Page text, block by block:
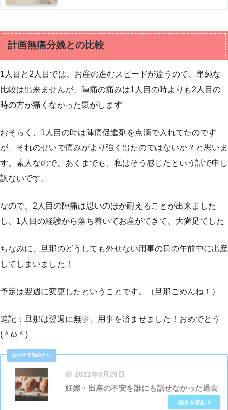
計画無痛分娩との比較
1人目と2人目では、お産の進むスピードが違うので、単純な
比較は出来ませんが、陣痛の痛みは1人目の時よりも2人目の
時の方が痛くなかった気がします
おそらく、1人目の時は陣痛促進剤を点滴で入れてたのです
が、それのせいで痛みがより強く出たのではないか？と思いま
す。素人なので、あくまでも、私はそう感じたという話で申し
訳ないです。
なので、2人目の陣痛は思いのほか耐えることが出来ました
し、1人目の経験から落ち着いてお産ができて、大満足でした
ちなみに、旦那のどうしても外せない用事の日の午前中に出産
してしまいました！
予定は翌週に変更したということです。（旦那ごめんね！）
追記：旦那は翌週に無事、用事を済ませました！おめでとう
(＾ω＾)
2021年9月29日
妊娠・出産の不安を誰にも話せなかった過去